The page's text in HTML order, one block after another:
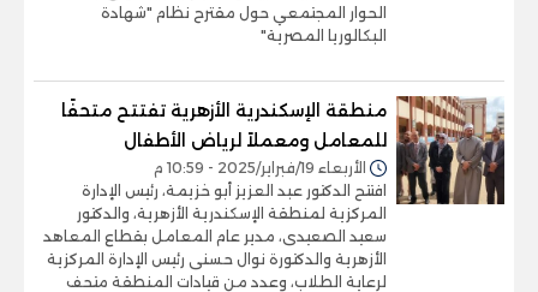
الحوار المجتمعي حول مقترح نظام "شهادة
البكالوريا المصرية"
منطقة الإسكندرية الأزهرية تفتتح متحفًا
للمعامل ومعملاً لرياض الأطفال
الأربعاء 19/فبراير/2025 - 10:59 م
افتتح الدكتور عبد العزيز أبو خزيمة، رئيس الإدارة
المركزية لمنطقة الإسكندرية الأزهرية، والدكتور
سعيد الصعيدى، مدير عام المعامل بقطاع المعاهد
الأزهرية والدكتورة نوال حسنى رئيس الإدارة المركزية
لرعاية الطلاب، وعدد من قيادات المنطقة متحف